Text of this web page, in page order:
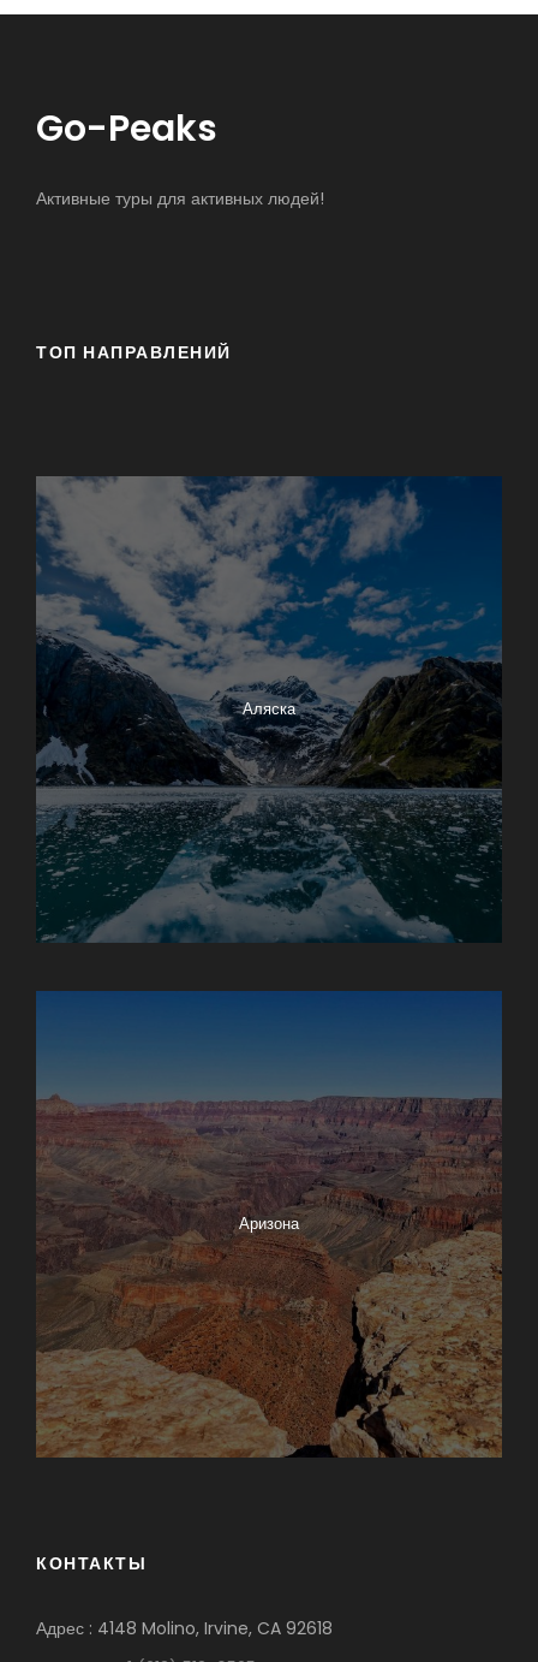
Go-Peaks
Активные туры для активных людей!
ТОП НАПРАВЛЕНИЙ
Аляска
Аризона
КОНТАКТЫ
Адрес : 4148 Molino, Irvine, CA 92618